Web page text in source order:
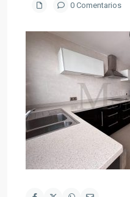
0 Comentarios